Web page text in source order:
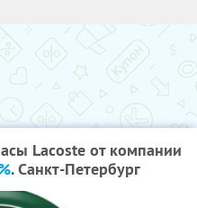
Lacoste от компании
. Санкт-Петербург